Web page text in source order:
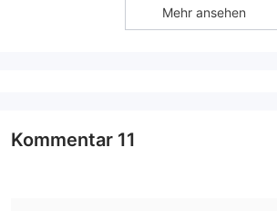
Mehr ansehen
Kommentar 11